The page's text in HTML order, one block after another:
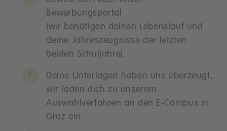
Bewerbungsportal
(wir benötigen deinen Lebenslauf und
deine Jahreszeugnisse der letzten
beiden Schuljahre).
Deine Unterlagen haben uns überzeugt,
wir laden dich zu unserem
Auswahlverfahren an den E-Campus in
Graz ein.